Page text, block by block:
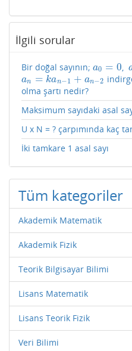
İlgili sorular
Bir doğal sayının; a0 = 0
a0 =0 ,
an = kan−1 + an−2
an =ka n−1+a n−2
olma şartı nedir?
Maksimum sayıdaki asal
U x N = ? çarpımında kaç
İki tamkare 1 asal sayı
Tüm kategoriler
Akademik Matematik
Akademik Fizik
Teorik Bilgisayar Bilimi
Lisans Matematik
Lisans Teorik Fizik
Veri Bilimi